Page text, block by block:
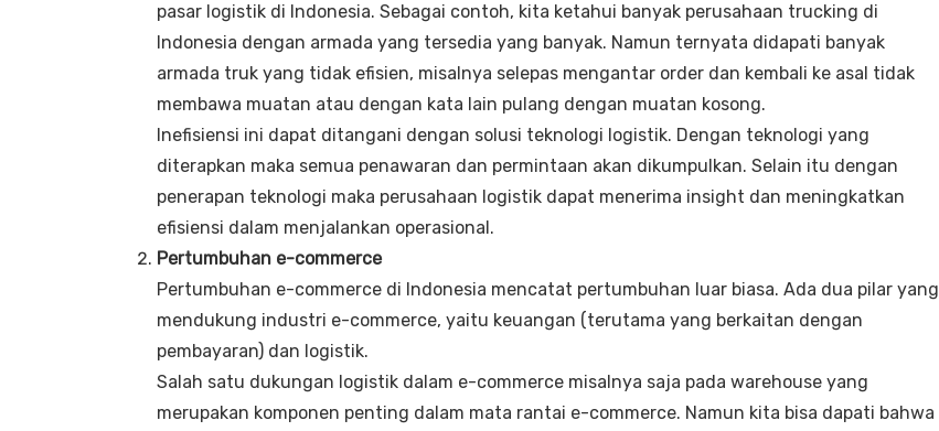
pasar logistik di Indonesia. Sebagai contoh, kita ketahui banyak perusahaan trucking di
Indonesia dengan armada yang tersedia yang banyak. Namun ternyata didapati banyak
armada truk yang tidak efisien, misalnya selepas mengantar order dan kembali ke asal tidak
membawa muatan atau dengan kata lain pulang dengan muatan kosong.
Inefisiensi ini dapat ditangani dengan solusi teknologi logistik. Dengan teknologi yang
diterapkan maka semua penawaran dan permintaan akan dikumpulkan. Selain itu dengan
penerapan teknologi maka perusahaan logistik dapat menerima insight dan meningkatkan
efisiensi dalam menjalankan operasional.
Pertumbuhan e-commerce
Pertumbuhan e-commerce di Indonesia mencatat pertumbuhan luar biasa. Ada dua pilar yang
mendukung industri e-commerce, yaitu keuangan (terutama yang berkaitan dengan
pembayaran) dan logistik.
Salah satu dukungan logistik dalam e-commerce misalnya saja pada warehouse yang
merupakan komponen penting dalam mata rantai e-commerce. Namun kita bisa dapati bahwa